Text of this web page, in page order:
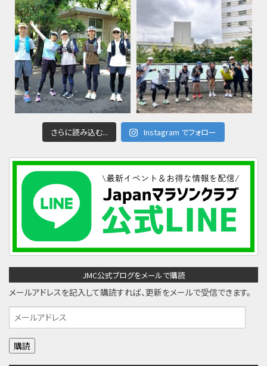
さらに読み込む... Instagram でフォロー
JMC公式ブログをメールで購読
メールアドレスを記入して購読すれば、更新をメールで受信できます。
メ
ー
ル